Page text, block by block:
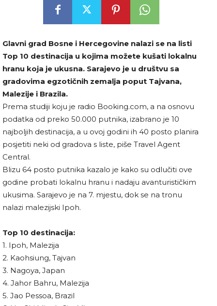
Glavni grad Bosne i Hercegovine nalazi se na listi
Top 10 destinacija u kojima možete kušati lokalnu
hranu koja je ukusna. Sarajevo je u društvu sa
gradovima egzotičnih zemalja poput Tajvana,
Malezije i Brazila.
Prema studiji koju je radio Booking.com, a na osnovu
podatka od preko 50.000 putnika, izabrano je 10
najboljih destinacija, a u ovoj godini ih 40 posto planira
posjetiti neki od gradova s liste, piše Travel Agent
Central.
Blizu 64 posto putnika kazalo je kako su odlučiti ove
godine probati lokalnu hranu i nadaju avanturističkim
ukusima. Sarajevo je na 7. mjestu, dok se na tronu
nalazi malezijski Ipoh.
Top 10 destinacija:
1. Ipoh, Malezija
2. Kaohsiung, Tajvan
3. Nagoya, Japan
4. Jahor Bahru, Malezija
5. Jao Pessoa, Brazil